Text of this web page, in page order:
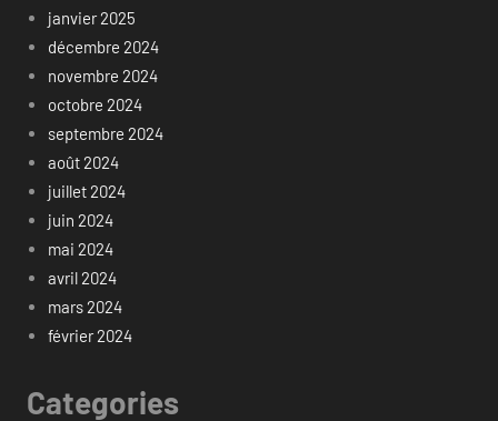
janvier 2025
décembre 2024
novembre 2024
octobre 2024
septembre 2024
août 2024
juillet 2024
juin 2024
mai 2024
avril 2024
mars 2024
février 2024
Categories